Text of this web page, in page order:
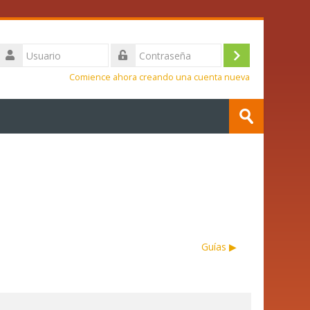
Usuario
Iniciar
(ingresar)
Comience ahora creando una cuenta nueva
Enviar
Guías ▶︎